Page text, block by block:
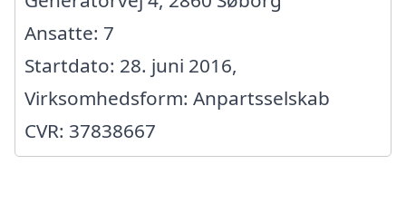
Ansatte: 7
Startdato: 28. juni 2016,
Virksomhedsform: Anpartsselskab
CVR: 37838667